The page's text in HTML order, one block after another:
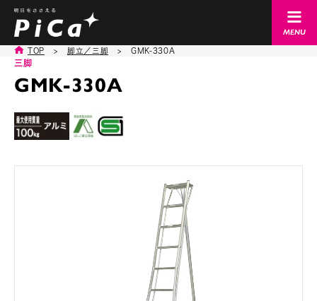
TOP > 脚立／三脚 > GMK-330A
GMK-330A
三脚